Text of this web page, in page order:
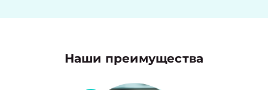
Наши преимущества